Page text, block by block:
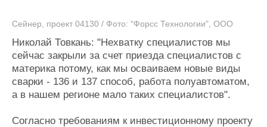
Сейнер, проект 04130 / Фото: "Форсс Технологии", ООО
Николай Товкань: "Нехватку специалистов мы
сейчас закрыли за счет приезда специалистов с
материка потому, как мы осваиваем новые виды
сварки - 136 и 137 способ, работа полуавтоматом,
а в нашем регионе мало таких специалистов".
Согласно требованиям к инвестиционному проекту